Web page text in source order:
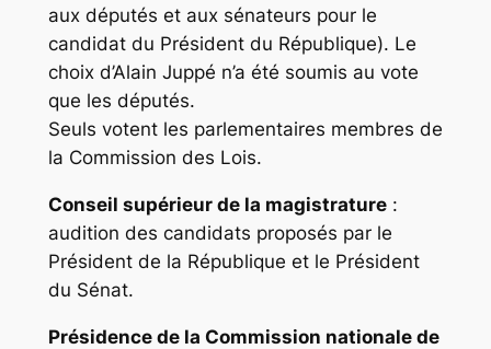
aux députés et aux sénateurs pour le
candidat du Président du République). Le
choix d’Alain Juppé n’a été soumis au vote
que les députés.
Seuls votent les parlementaires membres de
la Commission des Lois.
Conseil supérieur de la magistrature:
audition des candidats proposés par le
Président de la République et le Président
du Sénat.
Présidence de la Commission nationale de